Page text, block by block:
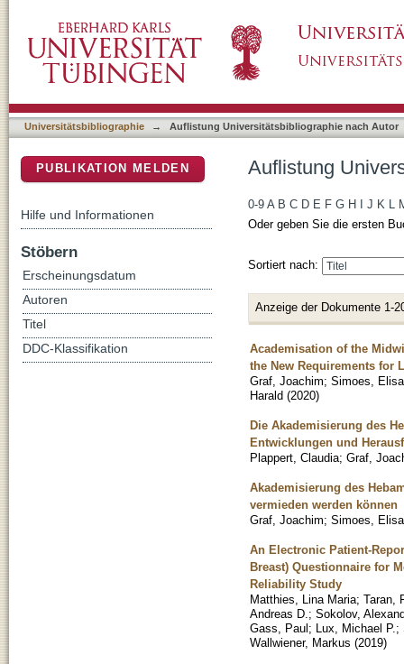
Universitätsbibliographie → Auflistung Universitätsbibliographie nach Autor
Auflistung
0-9 A B C D E F G H J K L
Oder geben Sie die ersten
Sortiert nach:
Anzeige der Dokumente 1-
Academisation of the
the New Requirements for
Graf, Joachim; Simoes,
Harald (2020)
Die Akademisierung des
Entwicklungen und
Plappert, Claudia; Graf,
Akademisierung des
vermieden werden können
Graf, Joachim; Simoes,
An Electronic Patient-
Breast) Questionnaire for
Reliability Study
Matthies, Lina Maria; Taran,
Andreas D. ; Sokolov,
Gass, Paul; Lux, Michael P. ;
Wallwiener, Markus (2019)
PUBLIKATION MELDEN
Hilfe und Informationen
Stöbern
Erscheinungsdatum
Autoren
Titel
DDC-Klassifikation